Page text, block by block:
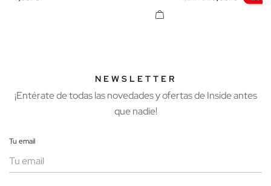
NEWSLETTER
¡Entérate de todas las novedades y ofertas de Inside antes
que nadie!
Tu email